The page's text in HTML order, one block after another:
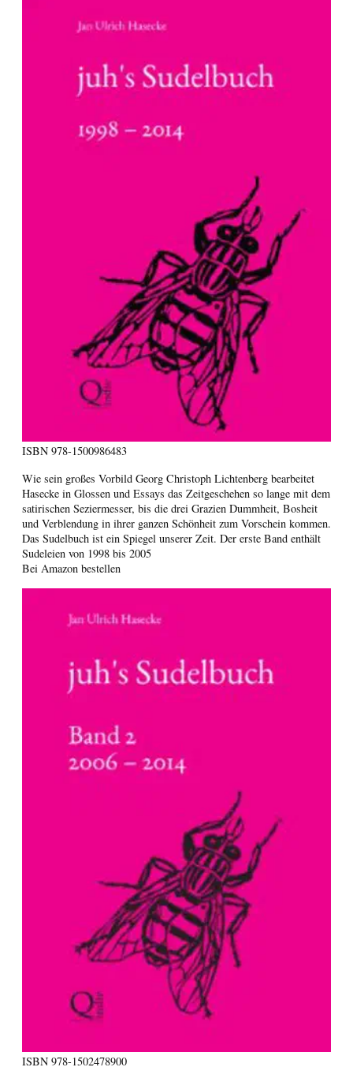
ISBN 978-1500986483
Wie sein großes Vorbild Georg Christoph Lichtenberg bearbeitet
Hasecke in Glossen und Essays das Zeitgeschehen so lange mit dem
satirischen Seziermesser, bis die drei Grazien Dummheit, Bosheit
und Verblendung in ihrer ganzen Schönheit zum Vorschein kommen.
Das Sudelbuch ist ein Spiegel unserer Zeit. Der erste Band enthält
Sudeleien von 1998 bis 2005
Bei Amazon bestellen
ISBN 978-1502478900